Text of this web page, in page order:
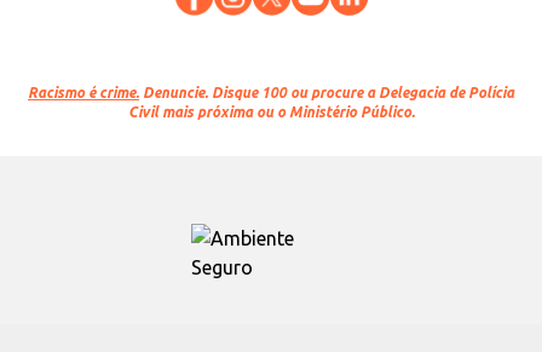
Racismo é crime. Denuncie. Disque 100 ou procure a Delegacia de Polícia
Civil mais próxima ou o Ministério Público.